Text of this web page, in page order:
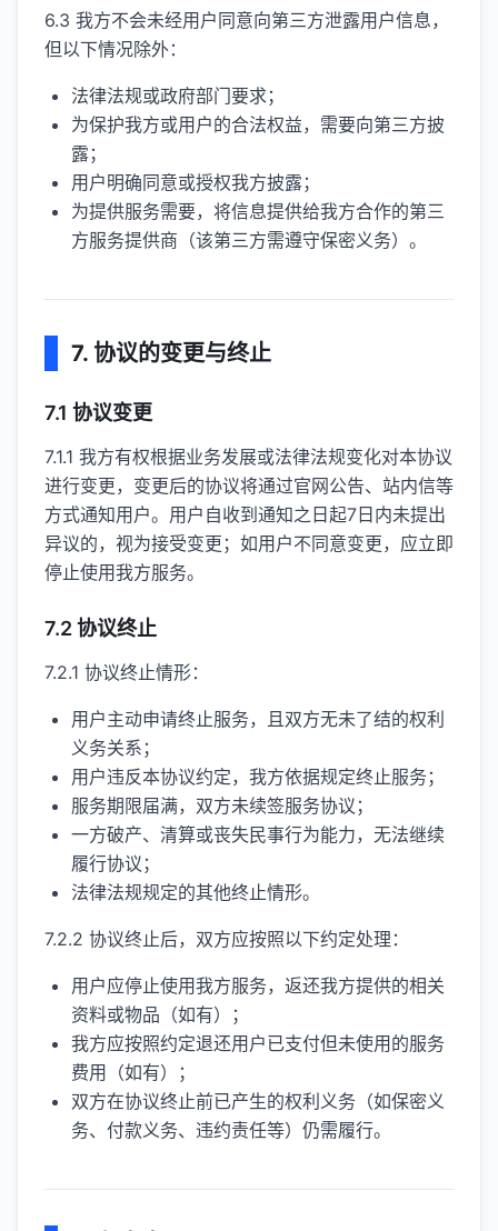
6.3 我方不会未经用户同意向第三方泄露用户信息，
但以下情况除外：
法律法规或政府部门要求；
为保护我方或用户的合法权益，需要向第三方披
露；
用户明确同意或授权我方披露；
为提供服务需要，将信息提供给我方合作的第三
方服务提供商（该第三方需遵守保密义务）。
7. 协议的变更与终止
7.1 协议变更
7.1.1 我方有权根据业务发展或法律法规变化对本协议
进行变更，变更后的协议将通过官网公告、站内信等
方式通知用户。用户自收到通知之日起7日内未提出
异议的，视为接受变更；如用户不同意变更，应立即
停止使用我方服务。
7.2 协议终止
7.2.1 协议终止情形：
用户主动申请终止服务，且双方无未了结的权利
义务关系；
用户违反本协议约定，我方依据规定终止服务；
服务期限届满，双方未续签服务协议；
一方破产、清算或丧失民事行为能力，无法继续
履行协议；
法律法规规定的其他终止情形。
7.2.2 协议终止后，双方应按照以下约定处理：
用户应停止使用我方服务，返还我方提供的相关
资料或物品（如有）；
我方应按照约定退还用户已支付但未使用的服务
费用（如有）；
双方在协议终止前已产生的权利义务（如保密义
务、付款义务、违约责任等）仍需履行。